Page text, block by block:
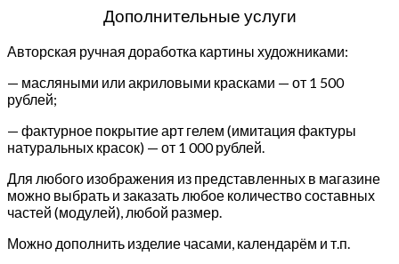
Дополнительные услуги
Авторская ручная доработка картины художниками:
— масляными или акриловыми красками — от 1 500
рублей;
— фактурное покрытие арт гелем (имитация фактуры
натуральных красок) — от 1 000 рублей.
Для любого изображения из представленных в магазине
можно выбрать и заказать любое количество составных
частей (модулей), любой размер.
Можно дополнить изделие часами, календарём и т.п.